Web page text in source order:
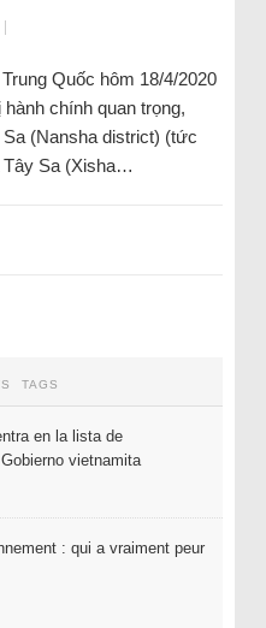
|
Quốc hôm 18/4/2020
chính quan trọng,
(Nansha district) (tức
Tây Sa (Xisha…
TAGS
en la lista de
vietnamita
: qui a vraiment peur